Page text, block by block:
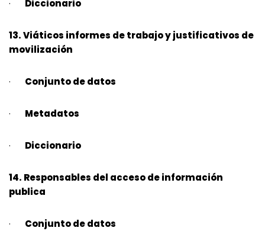
· Diccionario
13. Viáticos informes de trabajo y justificativos de
movilización
· Conjunto de datos
· Metadatos
· Diccionario
14. Responsables del acceso de información
publica
· Conjunto de datos